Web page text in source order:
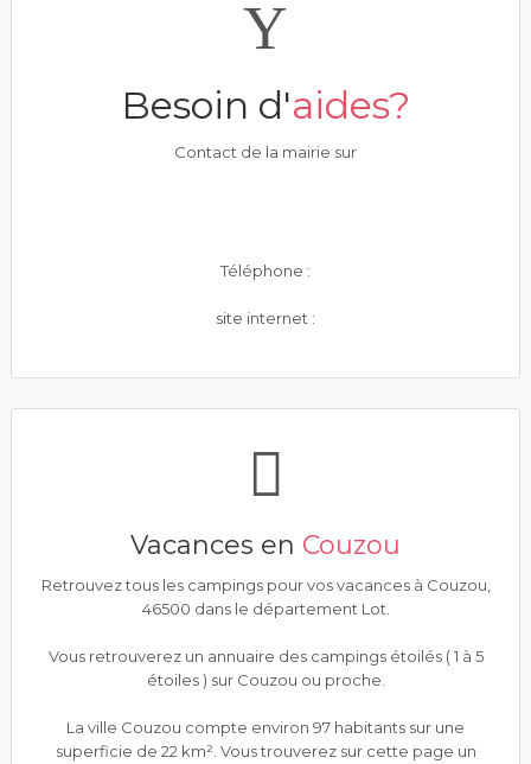
Besoin d'aides?
Contact de la mairie sur
Téléphone :
site internet :
Vacances en Couzou
Retrouvez tous les campings pour vos vacances à Couzou,
46500 dans le département Lot.
Vous retrouverez un annuaire des campings étoilés ( 1 à 5
étoiles ) sur Couzou ou proche.
La ville Couzou compte environ 97 habitants sur une
superficie de 22 km². Vous trouverez sur cette page un